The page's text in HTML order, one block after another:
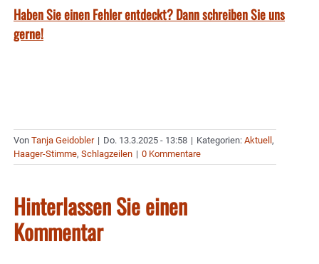
Haben Sie einen Fehler entdeckt? Dann schreiben Sie uns
gerne!
Von Tanja Geidobler | Do. 13.3.2025 - 13:58 | Kategorien: Aktuell,
Haager-Stimme, Schlagzeilen | 0 Kommentare
Hinterlassen Sie einen
Kommentar